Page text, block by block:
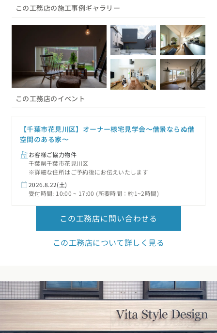
愛媛県 高知県
九州・沖縄エリア
福岡県佐賀県長崎県熊本県大分県宮崎県 鹿児島県
沖縄県
この工務店の施工事例ギャラリー
この工務店のイベント
【千葉市花見川区】オーナー様宅見学会〜借景ならぬ借
空間のある家〜
お客様ご協力物件
千葉県千葉市花見川区
※詳細な住所はご予約後にお伝えいたします
2026.8.22(土)
受付時間: 10:00 ~ 17:00 (所要時間：約1~2時間)
この工務店に問い合わせる
この工務店について詳しく見る